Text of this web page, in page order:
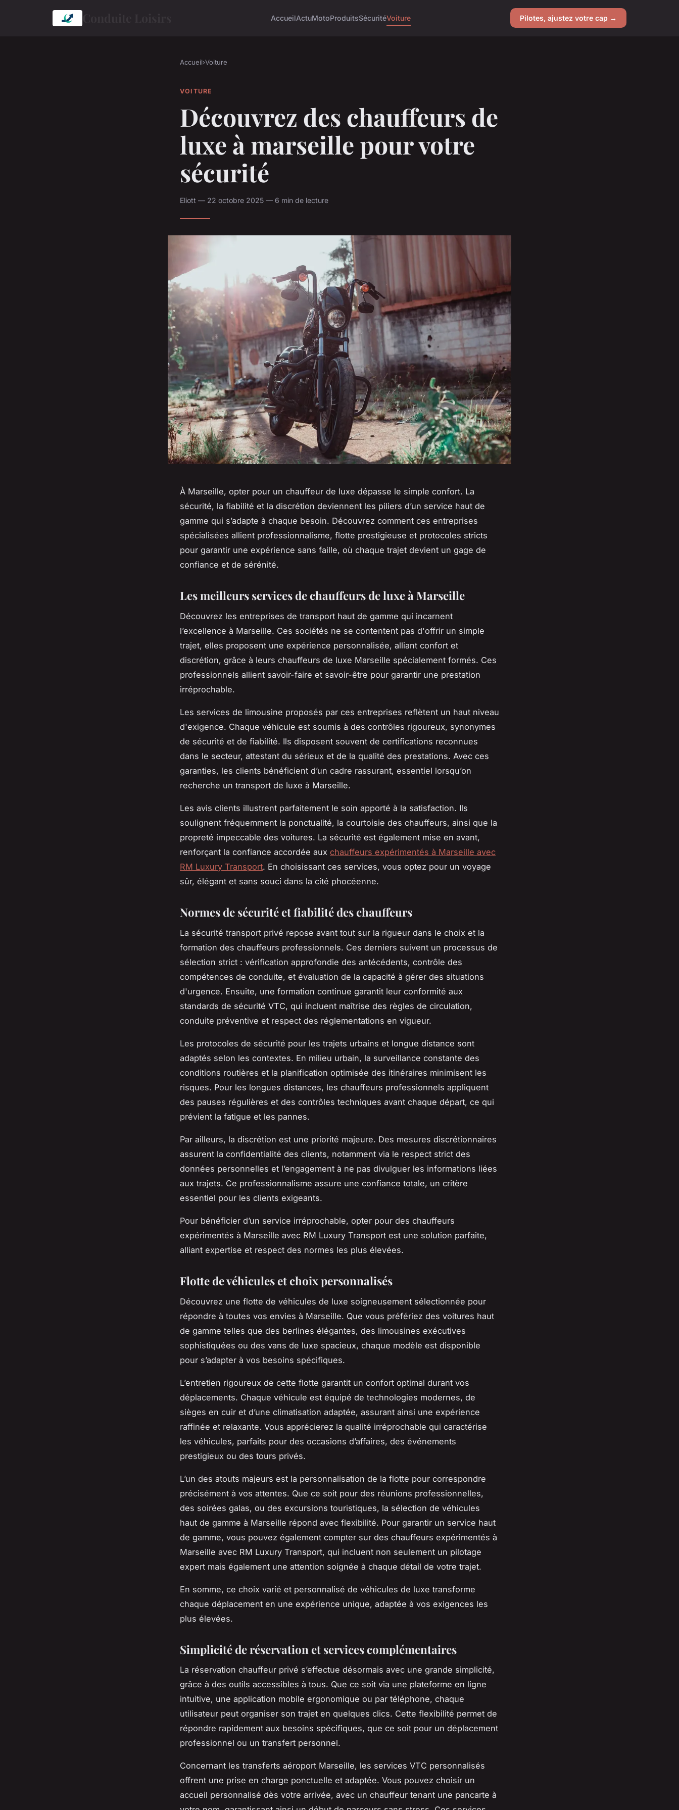
AccueilActuMotoProduitsSécuritéVoiture Pilotes, ajustez votre cap →
Accueil›Voiture
VOITURE
Découvrez des chauffeurs de
luxe à marseille pour votre
sécurité
Eliott — 22 octobre 2025 — 6 min de lecture
À Marseille, opter pour un chauffeur de luxe dépasse le simple confort. La
sécurité, la fiabilité et la discrétion deviennent les piliers d’un service haut de
gamme qui s’adapte à chaque besoin. Découvrez comment ces entreprises
spécialisées allient professionnalisme, flotte prestigieuse et protocoles stricts
pour garantir une expérience sans faille, où chaque trajet devient un gage de
confiance et de sérénité.
Les meilleurs services de chauffeurs de luxe à Marseille
Découvrez les entreprises de transport haut de gamme qui incarnent
l’excellence à Marseille. Ces sociétés ne se contentent pas d'offrir un simple
trajet, elles proposent une expérience personnalisée, alliant confort et
discrétion, grâce à leurs chauffeurs de luxe Marseille spécialement formés. Ces
professionnels allient savoir-faire et savoir-être pour garantir une prestation
irréprochable.
Les services de limousine proposés par ces entreprises reflètent un haut niveau
d'exigence. Chaque véhicule est soumis à des contrôles rigoureux, synonymes
de sécurité et de fiabilité. Ils disposent souvent de certifications reconnues
dans le secteur, attestant du sérieux et de la qualité des prestations. Avec ces
garanties, les clients bénéficient d’un cadre rassurant, essentiel lorsqu’on
recherche un transport de luxe à Marseille.
Les avis clients illustrent parfaitement le soin apporté à la satisfaction. Ils
soulignent fréquemment la ponctualité, la courtoisie des chauffeurs, ainsi que la
propreté impeccable des voitures. La sécurité est également mise en avant,
renforçant la confiance accordée aux chauffeurs expérimentés à Marseille avec
RM Luxury Transport. En choisissant ces services, vous optez pour un voyage
sûr, élégant et sans souci dans la cité phocéenne.
Normes de sécurité et fiabilité des chauffeurs
La sécurité transport privé repose avant tout sur la rigueur dans le choix et la
formation des chauffeurs professionnels. Ces derniers suivent un processus de
sélection strict : vérification approfondie des antécédents, contrôle des
compétences de conduite, et évaluation de la capacité à gérer des situations
d'urgence. Ensuite, une formation continue garantit leur conformité aux
standards de sécurité VTC, qui incluent maîtrise des règles de circulation,
conduite préventive et respect des réglementations en vigueur.
Les protocoles de sécurité pour les trajets urbains et longue distance sont
adaptés selon les contextes. En milieu urbain, la surveillance constante des
conditions routières et la planification optimisée des itinéraires minimisent les
risques. Pour les longues distances, les chauffeurs professionnels appliquent
des pauses régulières et des contrôles techniques avant chaque départ, ce qui
prévient la fatigue et les pannes.
Par ailleurs, la discrétion est une priorité majeure. Des mesures discrétionnaires
assurent la confidentialité des clients, notamment via le respect strict des
données personnelles et l’engagement à ne pas divulguer les informations liées
aux trajets. Ce professionnalisme assure une confiance totale, un critère
essentiel pour les clients exigeants.
Pour bénéficier d’un service irréprochable, opter pour des chauffeurs
expérimentés à Marseille avec RM Luxury Transport est une solution parfaite,
alliant expertise et respect des normes les plus élevées.
Flotte de véhicules et choix personnalisés
Découvrez une flotte de véhicules de luxe soigneusement sélectionnée pour
répondre à toutes vos envies à Marseille. Que vous préfériez des voitures haut
de gamme telles que des berlines élégantes, des limousines exécutives
sophistiquées ou des vans de luxe spacieux, chaque modèle est disponible
pour s’adapter à vos besoins spécifiques.
L’entretien rigoureux de cette flotte garantit un confort optimal durant vos
déplacements. Chaque véhicule est équipé de technologies modernes, de
sièges en cuir et d’une climatisation adaptée, assurant ainsi une expérience
raffinée et relaxante. Vous apprécierez la qualité irréprochable qui caractérise
les véhicules, parfaits pour des occasions d’affaires, des événements
prestigieux ou des tours privés.
L’un des atouts majeurs est la personnalisation de la flotte pour correspondre
précisément à vos attentes. Que ce soit pour des réunions professionnelles,
des soirées galas, ou des excursions touristiques, la sélection de véhicules
haut de gamme à Marseille répond avec flexibilité. Pour garantir un service haut
de gamme, vous pouvez également compter sur des chauffeurs expérimentés à
Marseille avec RM Luxury Transport, qui incluent non seulement un pilotage
expert mais également une attention soignée à chaque détail de votre trajet.
En somme, ce choix varié et personnalisé de véhicules de luxe transforme
chaque déplacement en une expérience unique, adaptée à vos exigences les
plus élevées.
Simplicité de réservation et services complémentaires
La réservation chauffeur privé s’effectue désormais avec une grande simplicité,
grâce à des outils accessibles à tous. Que ce soit via une plateforme en ligne
intuitive, une application mobile ergonomique ou par téléphone, chaque
utilisateur peut organiser son trajet en quelques clics. Cette flexibilité permet de
répondre rapidement aux besoins spécifiques, que ce soit pour un déplacement
professionnel ou un transfert personnel.
Concernant les transferts aéroport Marseille, les services VTC personnalisés
offrent une prise en charge ponctuelle et adaptée. Vous pouvez choisir un
accueil personnalisé dès votre arrivée, avec un chauffeur tenant une pancarte à